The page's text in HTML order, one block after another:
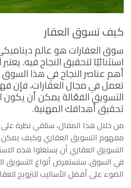
كيف تسوق العقار
سوق العقارات هو عالم
استثنائيًا لتحقيق النجاح فيه.
أهم عناصر النجاح في هذا السوق
تعمل في مجال العقارات، فإن
التسويق الفعّالة يمكن أن يكون
تحقيق أهدافك المهنية.
من خلال هذا المقال، سنلقي نظرة
مفهوم التسويق العقاري وكيف يمكن
التسويق العقاري أن يستغلوا هذه
في السوق. سنستعرض أنواع التسويق
الضوء على أفضل الأساليب للترويج